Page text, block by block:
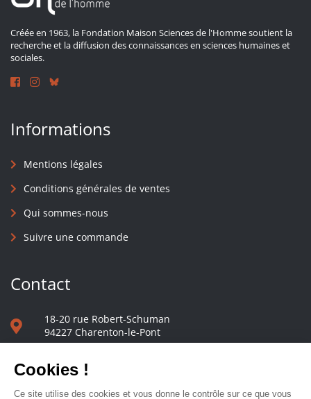
Créée en 1963, la Fondation Maison Sciences de l'Homme soutient la
recherche et la diffusion des connaissances en sciences humaines et
sociales.
Informations
Mentions légales
Conditions générales de ventes
Qui sommes-nous
Suivre une commande
Contact
18-20 rue Robert-Schuman
94227 Charenton-le-Pont